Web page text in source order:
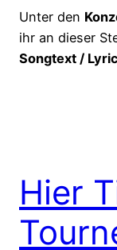
Unter den
ihr an dieser
Songtext /
Hier